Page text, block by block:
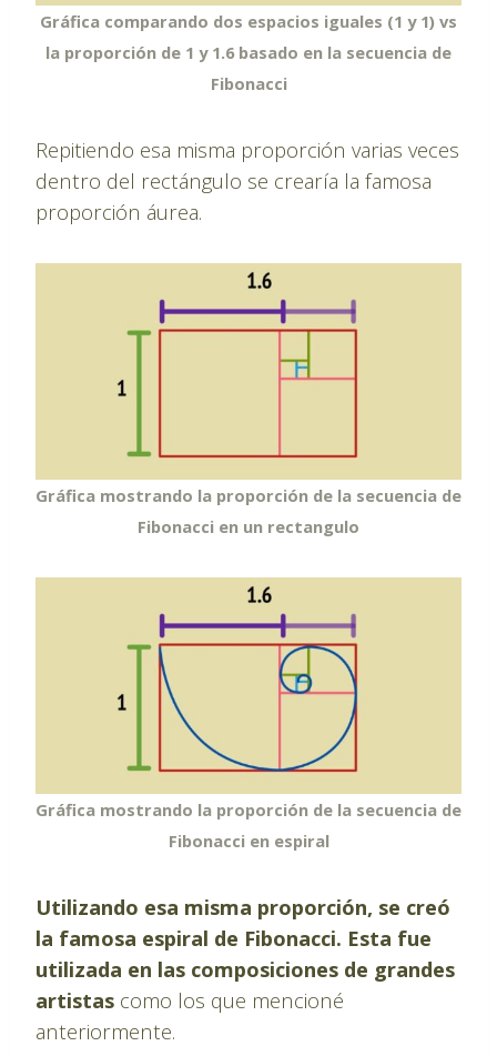
Gráfica comparando dos espacios iguales (1 y 1) vs
la proporción de 1 y 1.6 basado en la secuencia de
Fibonacci
Repitiendo esa misma proporción varias veces
dentro del rectángulo se crearía la famosa
proporción áurea.
Gráfica mostrando la proporción de la secuencia de
Fibonacci en un rectangulo
Gráfica mostrando la proporción de la secuencia de
Fibonacci en espiral
Utilizando esa misma proporción, se creó
la famosa espiral de Fibonacci. Esta fue
utilizada en las composiciones de grandes
artistas como los que mencioné
anteriormente.